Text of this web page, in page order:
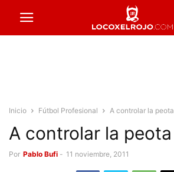
Inicio Fútbol Profesional A controlar la peota
A controlar la peota
Por Pablo Bufi - 11 noviembre, 2011